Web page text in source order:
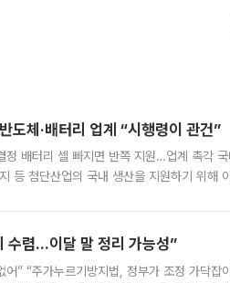
도체·배터리 업계 “시행령이 관건”
정 배터리 셀 빠지면 반쪽 지원…업계 촉각
등 첨단산업의 국내 생산을 지원하기 위해
수렴…이달 말 정리 가능성”
” “주가누르기방지법, 정부가 조정 가닥잡